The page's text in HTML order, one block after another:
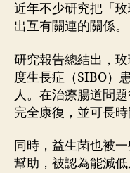
近年不少研究把「
出互有關連的關係。
研究報告總結出，
度生長症（SIBO）
人。在治療腸道問
完全康復，並可長時
同時，益生菌也被
幫助，被認為能減低